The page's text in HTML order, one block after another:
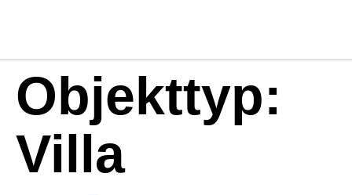
Objekttyp:
Villa